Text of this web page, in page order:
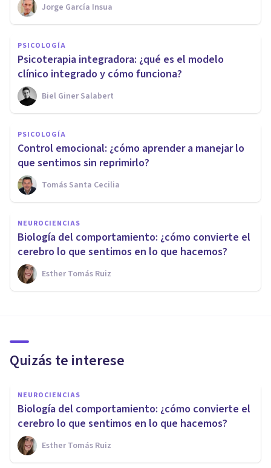
Jorge García Insua
PSICOLOGÍA
Psicoterapia integradora: ¿qué es el modelo
clínico integrado y cómo funciona?
Biel Giner Salabert
PSICOLOGÍA
Control emocional: ¿cómo aprender a manejar lo
que sentimos sin reprimirlo?
Tomás Santa Cecilia
NEUROCIENCIAS
Biología del comportamiento: ¿cómo convierte el
cerebro lo que sentimos en lo que hacemos?
Esther Tomás Ruiz
Quizás te interese
NEUROCIENCIAS
Biología del comportamiento: ¿cómo convierte el
cerebro lo que sentimos en lo que hacemos?
Esther Tomás Ruiz